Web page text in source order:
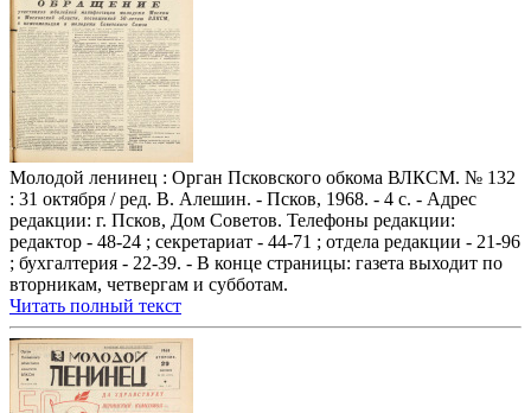
Молодой ленинец : Орган Псковского обкома ВЛКСМ. № 132
: 31 октября / ред. В. Алешин. - Псков, 1968. - 4 с. - Адрес
редакции: г. Псков, Дом Советов. Телефоны редакции:
редактор - 48-24 ; секретариат - 44-71 ; отдела редакции - 21-96
; бухгалтерия - 22-39. - В конце страницы: газета выходит по
вторникам, четвергам и субботам.
Читать полный текст